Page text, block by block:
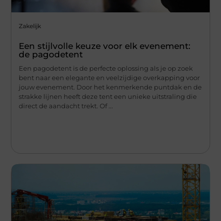
Zakelijk
Een stijlvolle keuze voor elk evenement:
de pagodetent
Een pagodetent is de perfecte oplossing als je op zoek
bent naar een elegante en veelzijdige overkapping voor
jouw evenement. Door het kenmerkende puntdak en de
strakke lijnen heeft deze tent een unieke uitstraling die
direct de aandacht trekt. Of ...